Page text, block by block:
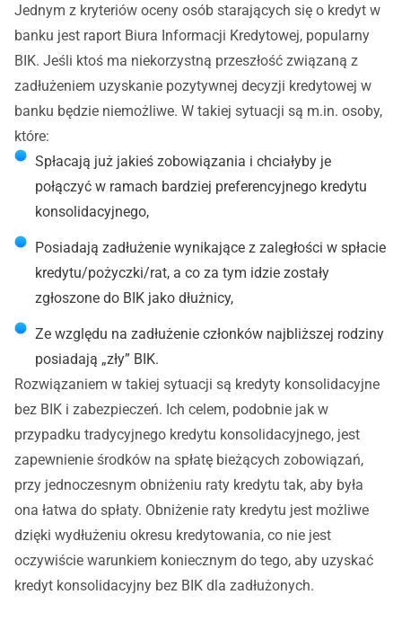
Jednym z kryteriów oceny osób starających się o kredyt w
banku jest raport Biura Informacji Kredytowej, popularny
BIK. Jeśli ktoś ma niekorzystną przeszłość związaną z
zadłużeniem uzyskanie pozytywnej decyzji kredytowej w
banku będzie niemożliwe. W takiej sytuacji są m.in. osoby,
które:
Spłacają już jakieś zobowiązania i chciałyby je
połączyć w ramach bardziej preferencyjnego kredytu
konsolidacyjnego,
Posiadają zadłużenie wynikające z zaległości w spłacie
kredytu/pożyczki/rat, a co za tym idzie zostały
zgłoszone do BIK jako dłużnicy,
Ze względu na zadłużenie członków najbliższej rodziny
posiadają „zły” BIK.
Rozwiązaniem w takiej sytuacji są kredyty konsolidacyjne
bez BIK i zabezpieczeń. Ich celem, podobnie jak w
przypadku tradycyjnego kredytu konsolidacyjnego, jest
zapewnienie środków na spłatę bieżących zobowiązań,
przy jednoczesnym obniżeniu raty kredytu tak, aby była
ona łatwa do spłaty. Obniżenie raty kredytu jest możliwe
dzięki wydłużeniu okresu kredytowania, co nie jest
oczywiście warunkiem koniecznym do tego, aby uzyskać
kredyt konsolidacyjny bez BIK dla zadłużonych.